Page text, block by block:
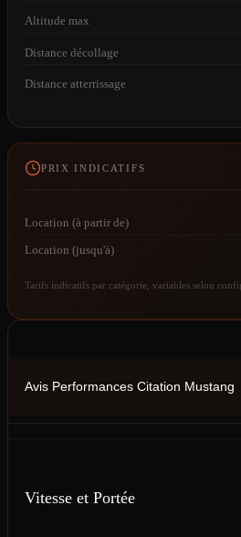
Altitude max
Distance décollage
Distance atterrissage
PRIX INDICATIFS
Location (à partir de)
Location (jusqu'à)
Tarifs indicatifs par catégorie, variables selon
Avis Performances Citation Mustang
Vitesse et Portée